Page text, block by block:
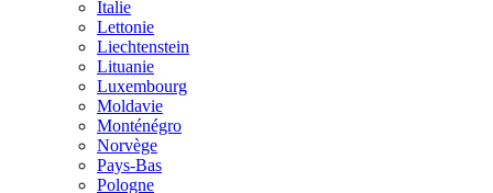
Italie
Lettonie
Liechtenstein
Lituanie
Luxembourg
Moldavie
Monténégro
Norvège
Pays-Bas
Pologne